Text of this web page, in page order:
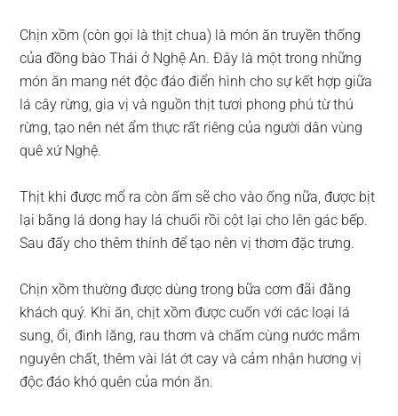
Chịn xồm (còn gọi là thịt chua) là món ăn truyền thống
của đồng bào Thái ở Nghệ An. Đây là một trong những
món ăn mang nét độc đáo điển hình cho sự kết hợp giữa
lá cây rừng, gia vị và nguồn thịt tươi phong phú từ thú
rừng, tạo nên nét ẩm thực rất riêng của người dân vùng
quê xứ Nghệ.
Thịt khi được mổ ra còn ấm sẽ cho vào ống nữa, được bịt
lại bằng lá dong hay lá chuối rồi cột lại cho lên gác bếp.
Sau đấy cho thêm thính để tạo nên vị thơm đặc trưng.
Chịn xồm thường được dùng trong bữa cơm đãi đằng
khách quý. Khi ăn, chịt xồm được cuốn với các loại lá
sung, ổi, đinh lăng, rau thơm và chấm cùng nước mắm
nguyên chất, thêm vài lát ớt cay và cảm nhận hương vị
độc đáo khó quên của món ăn.